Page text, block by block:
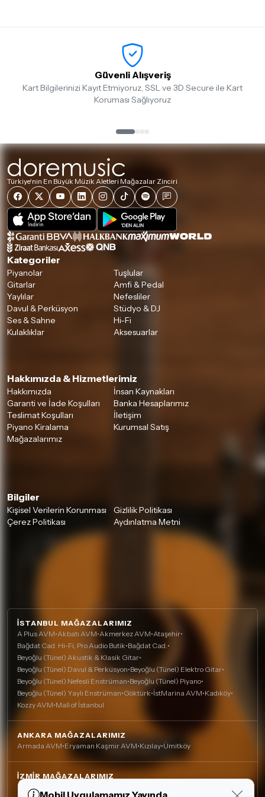
Güvenli Alışveriş
Kart Bilgilerinizi Kayıt Etmiyoruz, SSL ve 3D Secure ile Kart
Koruması Sağlıyoruz
Türkiye'nin En Büyük Müzik Aletleri Mağazalar Zinciri
Kategoriler
Piyanolar
Tuşlular
Gitarlar
Amfi & Pedal
Yaylılar
Nefesliler
Davul & Perküsyon
Stüdyo & DJ
Ses & Sahne
Hi-Fi
Kulaklıklar
Aksesuarlar
Hakkımızda & Hizmetlerimiz
Hakkımızda
İnsan Kaynakları
Garanti ve İade Koşulları
Banka Hesaplarımız
Teslimat Koşulları
İletişim
Piyano Kiralama
Kurumsal Satış
Mağazalarımız
Bilgiler
Kişisel Verilerin Korunması
Gizlilik Politikası
Çerez Politikası
Aydınlatma Metni
İSTANBUL MAĞAZALARIMIZ
A Plus AVM•Akbatı AVM•Akmerkez AVM•Ataşehir•
Bağdat Cad. Hi-Fi, Pro Audio Butik•Bağdat Cad. •
Beyoğlu (Tünel) Akustik & Klasik Gitar•
Beyoğlu (Tünel) Davul & Perküsyon•Beyoğlu (Tünel) Elektro Gitar•
Beyoğlu (Tünel) Nefesli Enstrüman•Beyoğlu (Tünel) Piyano•
Beyoğlu (Tünel) Yaylı Enstrüman•Göktürk•İstMarina AVM•Kadıköy•
Kozzy AVM•Mall of İstanbul
ANKARA MAĞAZALARIMIZ
Armada AVM•Eryaman Kaşmir AVM•Kızılay•Ümitköy
İZMIR MAĞAZALARIMIZ
Agora AVM
Mobil Uygulamamız Yayında